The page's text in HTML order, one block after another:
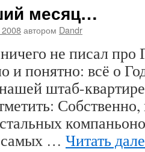
месяц…
2008автором Dandr
не писал про
и понятно: всё о
нашей штаб-
самых … Читать